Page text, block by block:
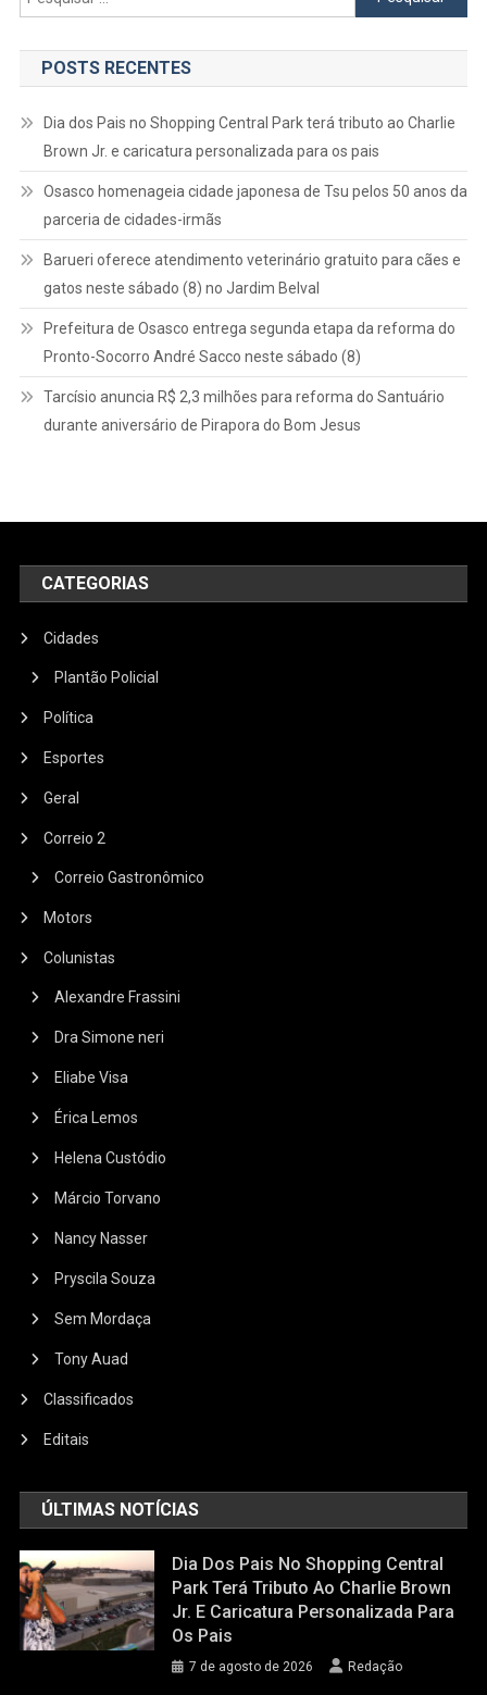
por:
POSTS RECENTES
Dia dos Pais no Shopping Central Park terá tributo ao Charlie
Brown Jr. e caricatura personalizada para os pais
Osasco homenageia cidade japonesa de Tsu pelos 50 anos da
parceria de cidades-irmãs
Barueri oferece atendimento veterinário gratuito para cães e
gatos neste sábado (8) no Jardim Belval
Prefeitura de Osasco entrega segunda etapa da reforma do
Pronto-Socorro André Sacco neste sábado (8)
Tarcísio anuncia R$ 2,3 milhões para reforma do Santuário
durante aniversário de Pirapora do Bom Jesus
CATEGORIAS
Cidades
Plantão Policial
Política
Esportes
Geral
Correio 2
Correio Gastronômico
Motors
Colunistas
Alexandre Frassini
Dra Simone neri
Eliabe Visa
Érica Lemos
Helena Custódio
Márcio Torvano
Nancy Nasser
Pryscila Souza
Sem Mordaça
Tony Auad
Classificados
Editais
ÚLTIMAS NOTÍCIAS
Dia Dos Pais No Shopping Central
Park Terá Tributo Ao Charlie Brown
Jr. E Caricatura Personalizada Para
Os Pais
7 de agosto de 2026 Redação